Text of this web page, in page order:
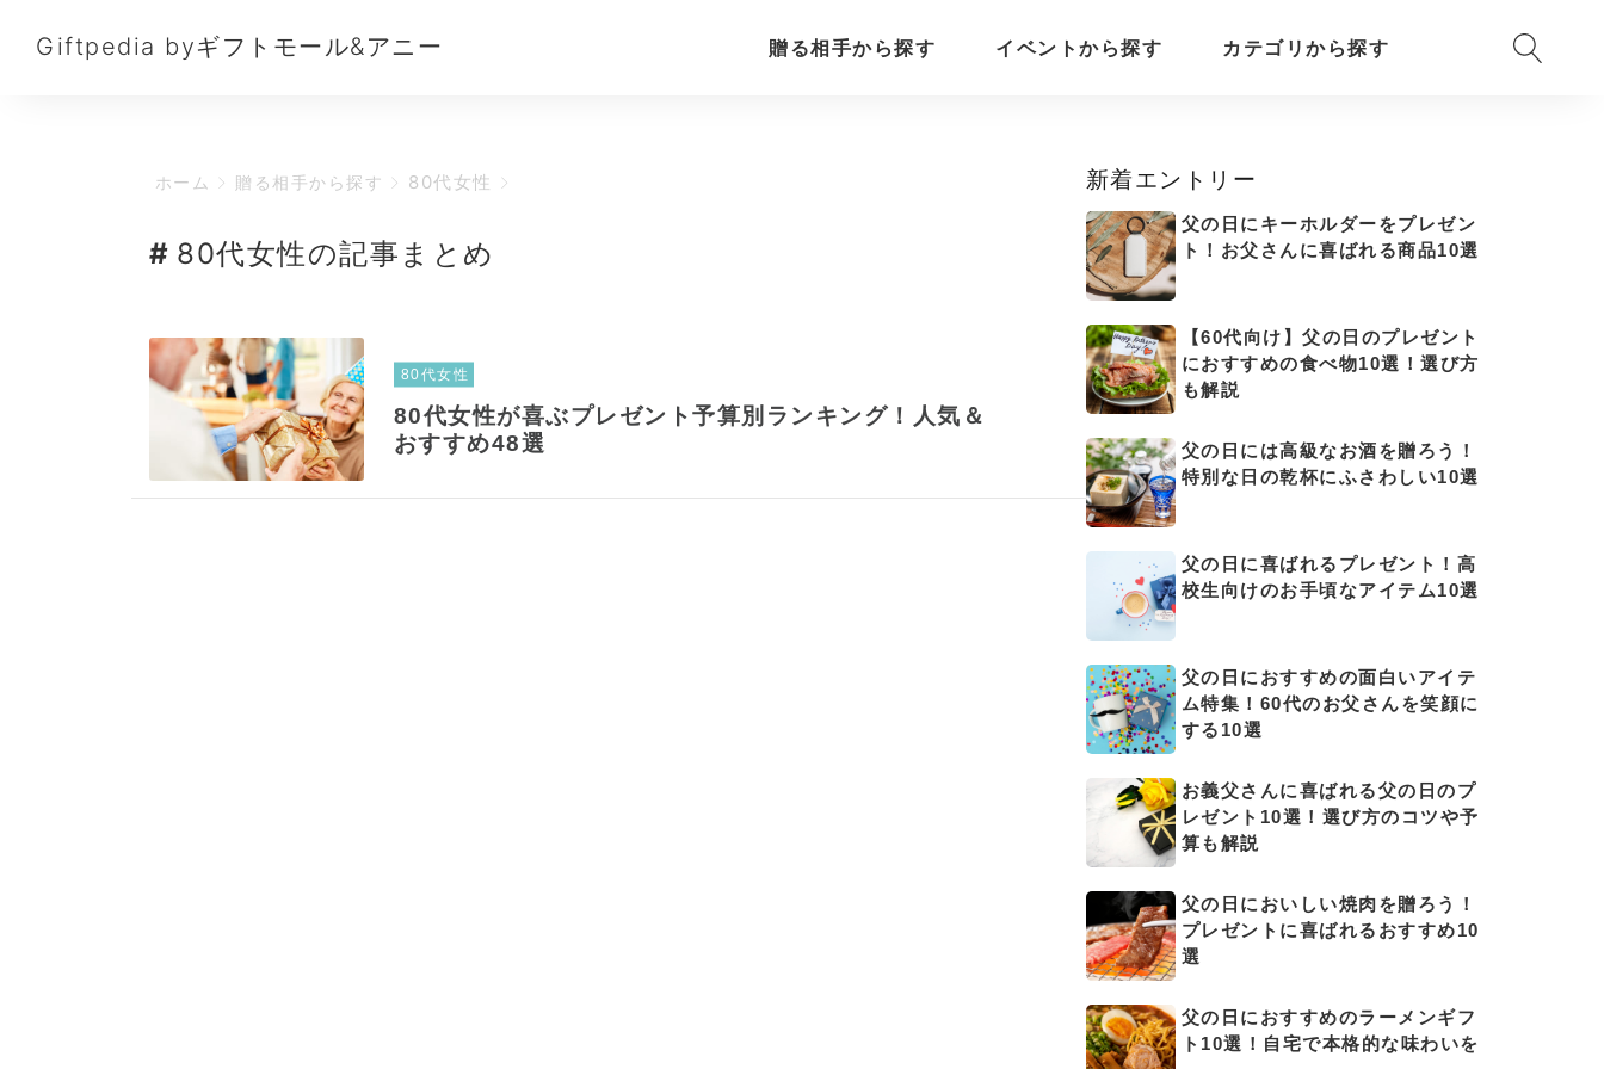
Giftpedia byギフトモール&アニー 贈る相手から探す イベントから探す カテゴリから探す
ホーム 贈る相手から探す 80代女性
80代女性の記事まとめ
80代女性
80代女性が喜ぶプレゼント予算別ランキング！人気＆
おすすめ48選
新着エントリー
父の日にキーホルダーをプレゼン
ト！お父さんに喜ばれる商品10選
【60代向け】父の日のプレゼント
におすすめの食べ物10選！選び方
も解説
父の日には高級なお酒を贈ろう！
特別な日の乾杯にふさわしい10選
父の日に喜ばれるプレゼント！高
校生向けのお手頃なアイテム10選
父の日におすすめの面白いアイテ
ム特集！60代のお父さんを笑顔に
する10選
お義父さんに喜ばれる父の日のプ
レゼント10選！選び方のコツや予
算も解説
父の日においしい焼肉を贈ろう！
プレゼントに喜ばれるおすすめ10
選
父の日におすすめのラーメンギフ
ト10選！自宅で本格的な味わいを